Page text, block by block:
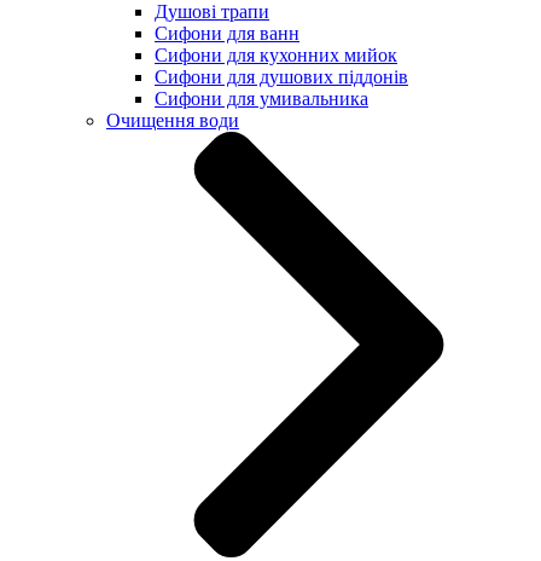
Душові трапи
Сифони для ванн
Сифони для кухонних мийок
Сифони для душових піддонів
Сифони для умивальника
Очищення води